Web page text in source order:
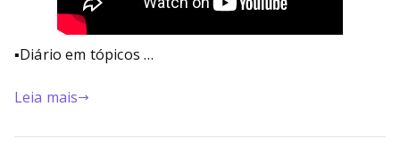
▪Diário em tópicos …
Leia mais